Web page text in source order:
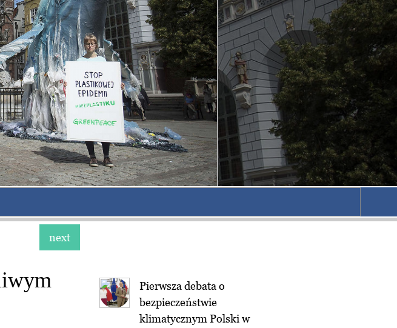
next
Pierwsza debata o
bezpieczeństwie
klimatycznym Polski w